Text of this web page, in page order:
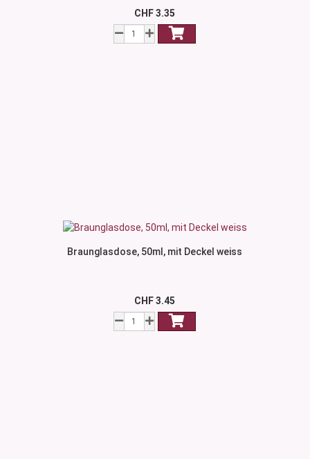
CHF 3.35
Braunglasdose, 50ml, mit Deckel weiss
CHF 3.45